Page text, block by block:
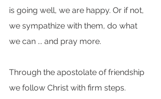
is going well, we are happy. Or if not,
we sympathize with them, do what
we can ... and pray more.
Through the apostolate of friendship
we follow Christ with firm steps.